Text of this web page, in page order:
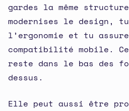
gardes la même
modernises le design,
l’ergonomie et tu
compatibilité mobile.
reste dans le bas des
dessus.
Elle peut aussi être